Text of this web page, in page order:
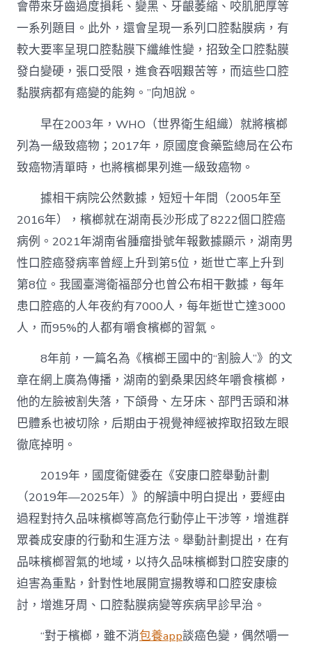
會帶來牙齒過度損耗、變黑、牙齦萎縮、咬肌肥厚等
一系列題目。此外，還會呈現一系列口腔黏膜病，有
較大要率呈現口腔黏膜下纖維性變，招致全口腔黏膜
發白變硬，張口受限，進食吞咽艱苦等，而這些口腔
黏膜病都有癌變的能夠。”向旭說。
早在2003年，WHO（世界衛生組織）就將檳榔
列為一級致癌物；2017年，原國度食藥監總局在公布
致癌物清單時，也將檳榔果列進一級致癌物。
據相干病院公然數據，短短十年間（2005年至
2016年），檳榔就在湖南長沙形成了8222個口腔癌
病例。2021年湖南省腫瘤掛號年報數據顯示，湖南男
性口腔癌發病率曾經上升到第5位，逝世亡率上升到
第8位。我國臺灣衛福部分也曾公布相干數據，每年
患口腔癌的人年夜約有7000人，每年逝世亡達3000
人，而95%的人都有嚼食檳榔的習氣。
8年前，一篇名為《檳榔王國中的“割臉人”》的文
章在網上廣為傳播，湖南的劉桑果因終年嚼食檳榔，
他的左臉被割失落，下頜骨、左牙床、部門舌頭和淋
巴體系也被切除，后期由于視覺神經被搾取招致左眼
徹底掉明。
2019年，國度衛健委在《安康口腔舉動計劃
（2019年—2025年）》的解讀中明白提出，要經由
過程對持久品味檳榔等高危行動停止干涉等，增進群
眾養成安康的行動和生涯方法。舉動計劃提出，在有
品味檳榔習氣的地域，以持久品味檳榔對口腔安康的
迫害為重點，針對性地展開宣揚教導和口腔安康檢
討，增進牙周、口腔黏膜病變等疾病早診早治。
“對于檳榔，雖不消包養app談癌色變，偶然嚼一